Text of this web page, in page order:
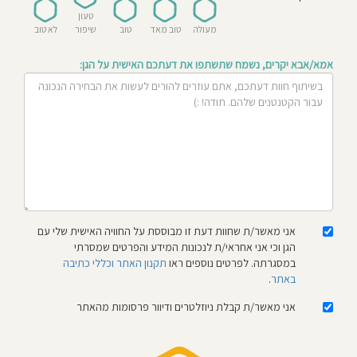
מעולה טוב מאד טוב
טעון
שיפור
לא טוב
אמא/אבא יקרים, נשמח שתשתפו את דעתכם האישית על הגן:
אני מאשר/ת שחוות דעת זו מבוססת על החוויה האישית שלי עם
הגן וכי אני אחראי/ת לנכונות המידע והפרטים שמסרתי
במסגרתה. לפרטים נוספים ראו תקנון האתר וכללי כתיבה
באתר.
אני מאשר/ת קבלת ניוזלטרים ודיוור פרסומות מהאתר